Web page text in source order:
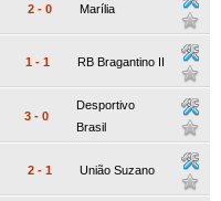
2 - 0 Marília
1 - 1 RB Bragantino II
3 - 0
Desportivo
Brasil
2 - 1 União Suzano